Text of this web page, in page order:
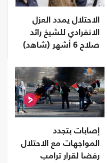
الاحتلال يمدد العزل
الانفرادي للشيخ رائد
صلاح 6 أشهر (شاهد)
إصابات بتجدد
المواجهات مع الاحتلال
رفضا لقرار ترامب